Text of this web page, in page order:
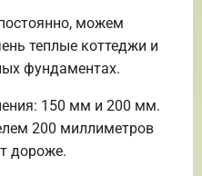
можем
теплые коттеджи и
фундаментах.
150 мм и 200 мм.
200 миллиметров
дороже.